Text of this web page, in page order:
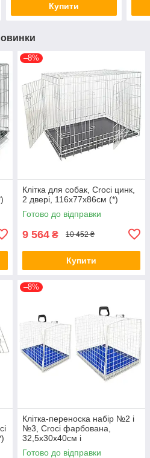
Купити
–8%
Клітка для собак, Croci цинк,
2 двері, 116х77х86см (*)
Готово до відправки
9 564 ₴ 10 452 ₴
Купити
–8%
Клітка-переноска набір №2 і
№3, Croci фарбована,
32,5x30x40см і
36,5x33x42,5см (*)
Готово до відправки